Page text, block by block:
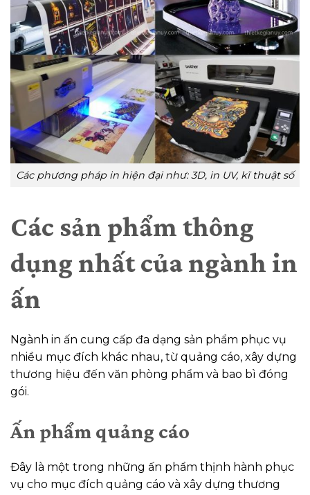
Các phương pháp in hiện đại như: 3D, in UV, kĩ thuật số
Các sản phẩm thông
dụng nhất của ngành in
ấn
Ngành in ấn cung cấp đa dạng sản phẩm phục vụ
nhiều mục đích khác nhau, từ quảng cáo, xây dựng
thương hiệu đến văn phòng phẩm và bao bì đóng
gói.
Ấn phẩm quảng cáo
Đây là một trong những ấn phẩm thịnh hành phục
vụ cho mục đích quảng cáo và xây dựng thương